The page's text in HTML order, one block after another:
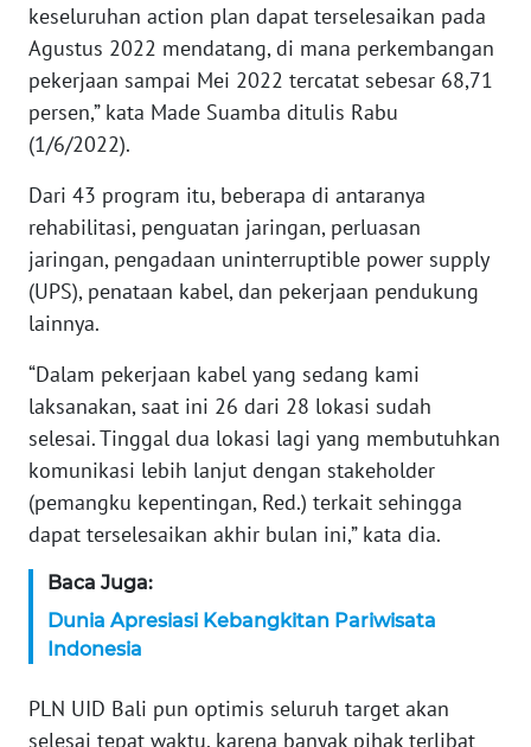
keseluruhan action plan dapat terselesaikan pada
Agustus 2022 mendatang, di mana perkembangan
pekerjaan sampai Mei 2022 tercatat sebesar 68,71
persen,” kata Made Suamba ditulis Rabu
(1/6/2022).
Dari 43 program itu, beberapa di antaranya
rehabilitasi, penguatan jaringan, perluasan
jaringan, pengadaan uninterruptible power supply
(UPS), penataan kabel, dan pekerjaan pendukung
lainnya.
“Dalam pekerjaan kabel yang sedang kami
laksanakan, saat ini 26 dari 28 lokasi sudah
selesai. Tinggal dua lokasi lagi yang membutuhkan
komunikasi lebih lanjut dengan stakeholder
(pemangku kepentingan, Red.) terkait sehingga
dapat terselesaikan akhir bulan ini,” kata dia.
Baca Juga:
Dunia Apresiasi Kebangkitan Pariwisata
Indonesia
PLN UID Bali pun optimis seluruh target akan
selesai tepat waktu, karena banyak pihak terlibat
BANTEN
WN
NTT
KEPRI
WN
PAPUA
WN
PAPUA
BARAT
WN
RIAU
WN
SERAMBI
JAMBI